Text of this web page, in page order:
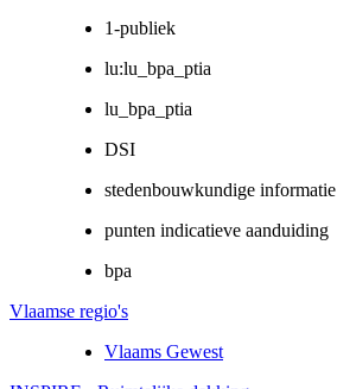
1-publiek
lu:lu_bpa_ptia
lu_bpa_ptia
DSI
stedenbouwkundige informatie
punten indicatieve aanduiding
bpa
Vlaamse regio's
Vlaams Gewest